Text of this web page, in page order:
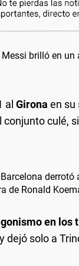
al Girona en su
conjunto culé,
derrotó
de Ronald
en los
dejó solo a